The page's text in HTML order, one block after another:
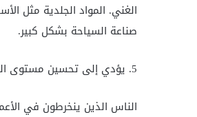
صناعة السياحة بشكل كبير.
5. يؤدي إلى تحسين مستوى المعيشة:
الناس الذين ينخرطون في